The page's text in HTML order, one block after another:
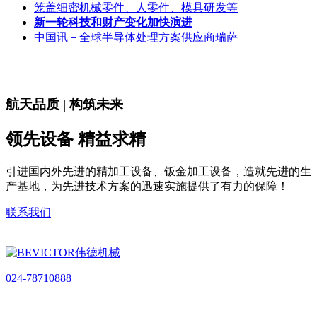
笼盖细密机械零件、人零件、模具研发等
新一轮科技和财产变化加快演进
中国讯－全球半导体处理方案供应商瑞萨
航天品质 | 构筑未来
领先设备 精益求精
引进国内外先进的精加工设备、钣金加工设备，造就先进的生
产基地，为先进技术方案的迅速实施提供了有力的保障！
联系我们
024-78710888